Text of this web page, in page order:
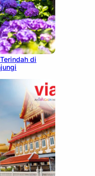
di